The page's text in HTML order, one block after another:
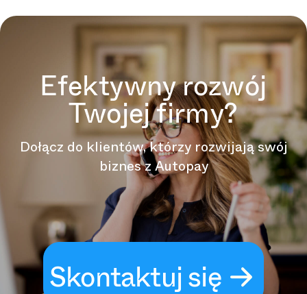
Efektywny rozwój
Twojej firmy?
Dołącz do klientów, którzy rozwijają swój
biznes z Autopay
Skontaktuj się